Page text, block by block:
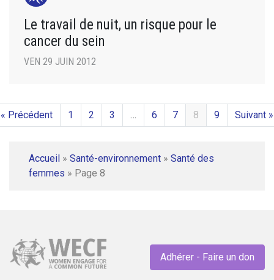
Le travail de nuit, un risque pour le
cancer du sein
VEN 29 JUIN 2012
« Précédent 1 2 3 … 6 7 8 9 Suivant »
Accueil » Santé-environnement » Santé des
femmes » Page 8
Adhérer - Faire un don